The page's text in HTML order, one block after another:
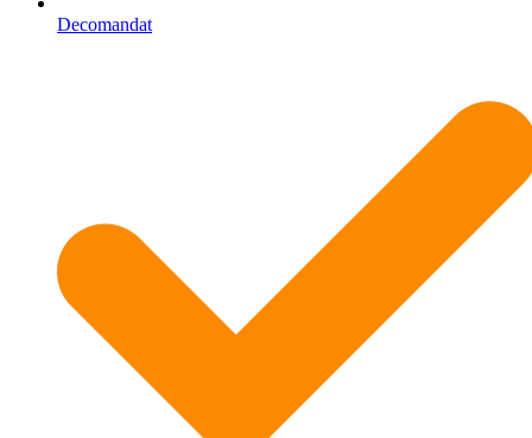
Decomandat